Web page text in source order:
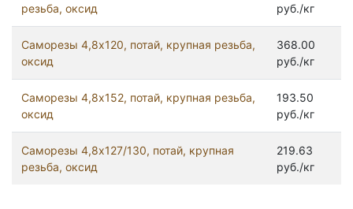
резьба, оксид
руб./кг
Саморезы 4,8х120, потай, крупная резьба,
оксид
368.00
руб./кг
Саморезы 4,8х152, потай, крупная резьба,
оксид
193.50
руб./кг
Саморезы 4,8х127/130, потай, крупная
резьба, оксид
219.63
руб./кг